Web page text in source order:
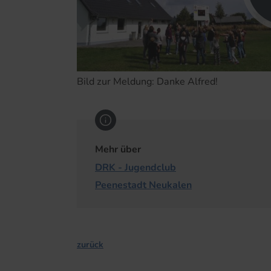
Bild zur Meldung: Danke Alfred!
Mehr über
DRK - Jugendclub
Peenestadt Neukalen
zurück